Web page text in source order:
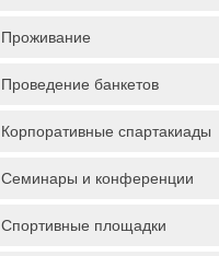
Проживание
Проведение банкетов
Корпоративные спартакиады
Семинары и конференции
Спортивные площадки